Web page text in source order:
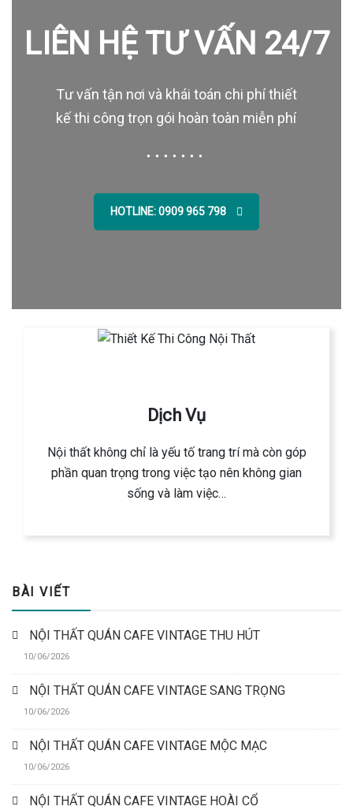
LIÊN HỆ TƯ VẤN 24/7
Tư vấn tận nơi và khái toán chi phí thiết
kế thi công trọn gói hoàn toàn miễn phí
HOTLINE: 0909 965 798
Dịch Vụ
Nội thất không chỉ là yếu tố trang trí mà còn góp
phần quan trọng trong việc tạo nên không gian
sống và làm việc…
BÀI VIẾT
NỘI THẤT QUÁN CAFE VINTAGE THU HÚT
10/06/2026
NỘI THẤT QUÁN CAFE VINTAGE SANG TRỌNG
10/06/2026
NỘI THẤT QUÁN CAFE VINTAGE MỘC MẠC
10/06/2026
NỘI THẤT QUÁN CAFE VINTAGE HOÀI CỔ